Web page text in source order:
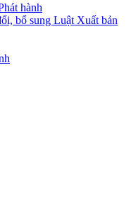
hành
bổ sung Luật Xuất bản